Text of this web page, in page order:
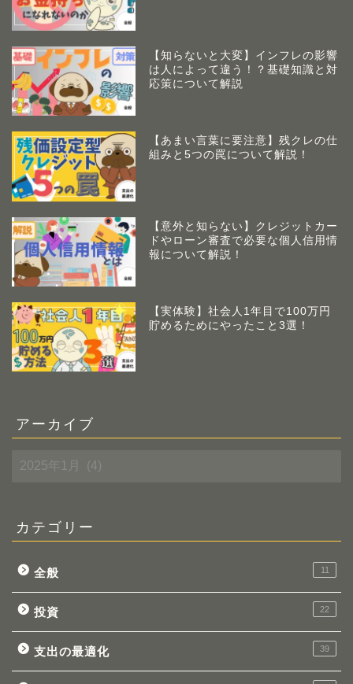
【知らないと大変】インフレの影響
は人によって違う！？基礎知識と対
応策について解説
【あまい言葉に要注意】残クレの仕
組みと5つの罠について解説！
【意外と知らない】クレジットカー
ドやローン審査で必要な個人信用情
報について解説！
【実体験】社会人1年目で100万円
貯めるためにやったこと3選！
アーカイブ
ー
ブ
カテゴリー
全般 11
投資 22
支出の最適化 39